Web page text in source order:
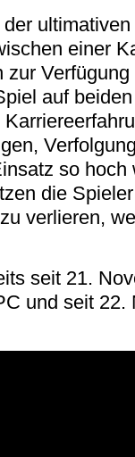
einer
auf
so hoch
die
verlieren,
seit 21.
und seit 22.